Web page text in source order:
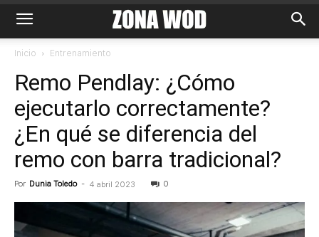
Inicio Entrenamiento
Remo Pendlay: ¿Cómo
ejecutarlo correctamente?
¿En qué se diferencia del
remo con barra tradicional?
Por Dunia Toledo - 4 abril 2023 0